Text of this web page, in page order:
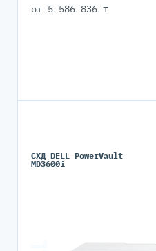
от 5 586 836 ₸
СХД DELL PowerVault
MD3600i